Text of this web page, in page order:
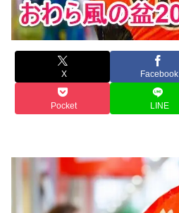
X Facebook
Pocket LINE